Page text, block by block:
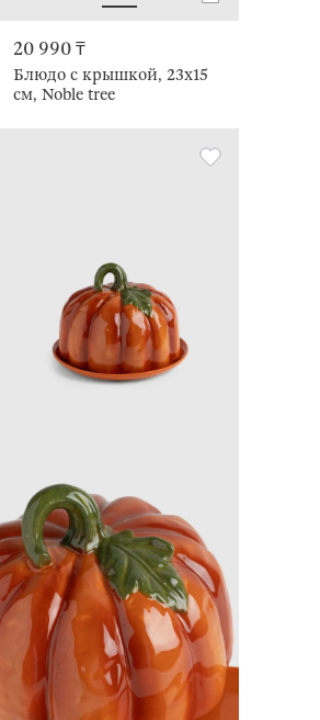
20 990 ₸
Блюдо с крышкой, 23х15
см, Noble tree